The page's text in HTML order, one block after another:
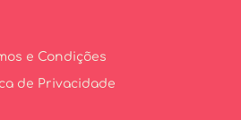
e Condições
de Privacidade